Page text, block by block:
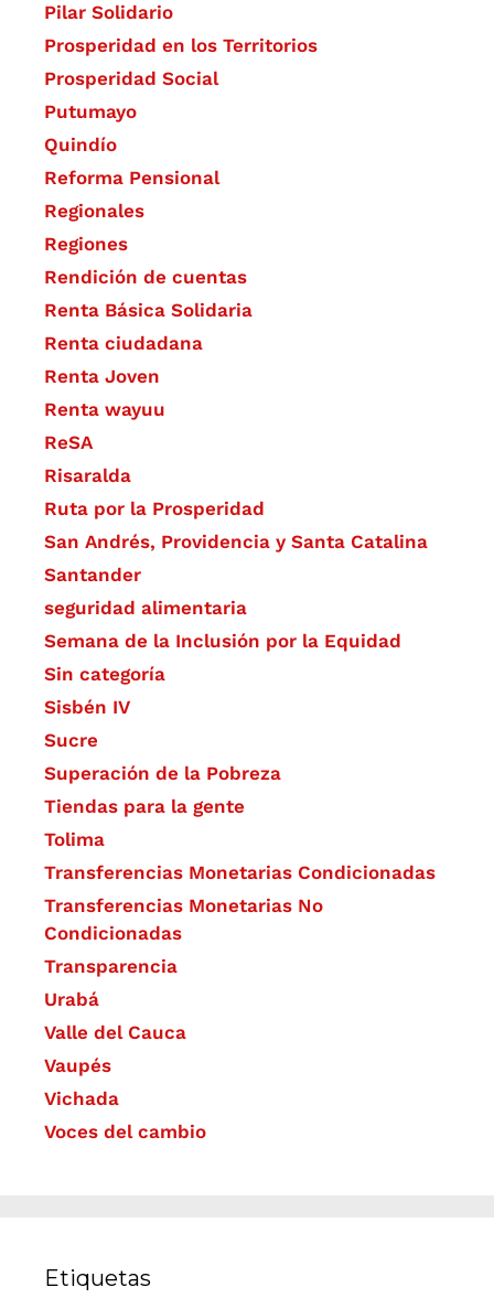
Pilar Solidario
Prosperidad en los Territorios
Prosperidad Social
Putumayo
Quindío
Reforma Pensional
Regionales
Regiones
Rendición de cuentas
Renta Básica Solidaria
Renta ciudadana
Renta Joven
Renta wayuu
ReSA
Risaralda
Ruta por la Prosperidad
San Andrés, Providencia y Santa Catalina
Santander
seguridad alimentaria
Semana de la Inclusión por la Equidad
Sin categoría
Sisbén IV
Sucre
Superación de la Pobreza
Tiendas para la gente
Tolima
Transferencias Monetarias Condicionadas
Transferencias Monetarias No
Condicionadas
Transparencia
Urabá
Valle del Cauca
Vaupés
Vichada
Voces del cambio
Etiquetas